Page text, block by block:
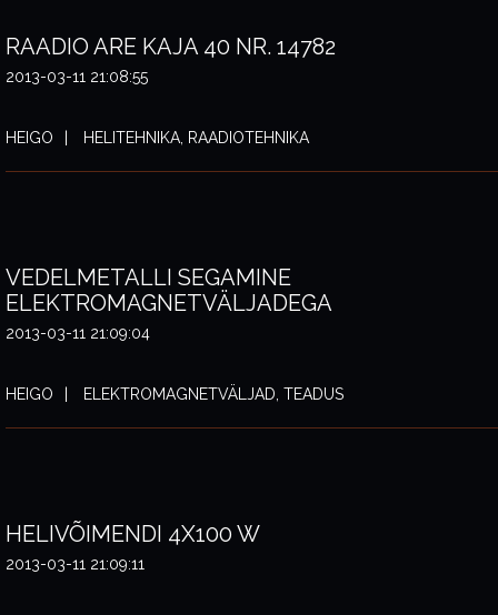
RAADIO ARE KAJA 40 NR. 14782
2013-03-11 21:08:55
HEIGO HELITEHNIKA, RAADIOTEHNIKA
VEDELMETALLI SEGAMINE
ELEKTROMAGNETVÄLJADEGA
2013-03-11 21:09:04
HEIGO ELEKTROMAGNETVÄLJAD, TEADUS
HELIVÕIMENDI 4X100 W
2013-03-11 21:09:11